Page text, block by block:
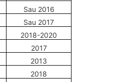
Sau 2016
Sau 2017
2018-2020
2017
2013
2018